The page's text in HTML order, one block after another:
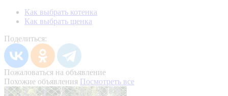
Как выбрать котенка
Как выбрать щенка
Поделиться:
Пожаловаться на объявление
Похожие объявления Посмотреть все